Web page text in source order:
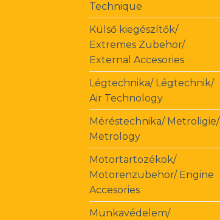
Technique
Külső kiegészítők/
Extremes Zubehör/
External Accesories
Légtechnika/ Légtechnik/
Air Technology
Méréstechnika/ Metroligie/
Metrology
Motortartozékok/
Motorenzubehör/ Engine
Accesories
Munkavédelem/